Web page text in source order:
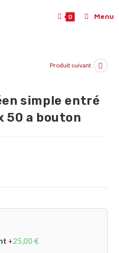
0 Menu
Produit suivant
simple entré
50 a bouton
+25,00€